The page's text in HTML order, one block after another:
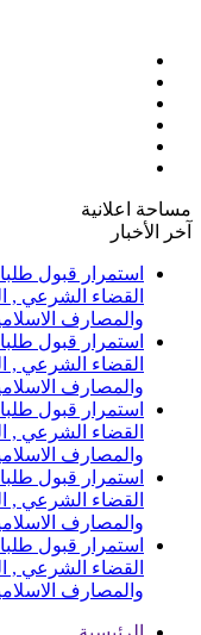
مساحة اعلانية
آخر الأخبار
استمرار قبول
القضاء الشرعي ,
والمصارف
استمرار قبول
القضاء الشرعي ,
والمصارف
استمرار قبول
القضاء الشرعي ,
والمصارف
استمرار قبول
القضاء الشرعي ,
والمصارف
استمرار قبول
القضاء الشرعي ,
والمصارف